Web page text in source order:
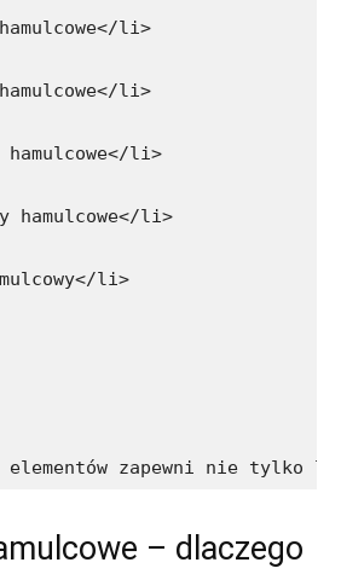
li>
li>
hamulcowe</li>
hamulcowe</li>
li>
elementów zapewni nie tylko
⁤– dlaczego